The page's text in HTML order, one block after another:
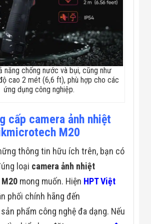
năng chống nước và bụi, cũng như
cao 2 mét (6,6 ft), phù hợp cho các
ứng dụng công nghiệp.
cấp camera ảnh nhiệt
M20
thông tin hữu ích trên, bạn có
loại camera ảnh nhiệt
mong muốn. Hiện HPT Việt
phối chính hãng đến
sản phẩm công nghệ đa dạng. Nếu